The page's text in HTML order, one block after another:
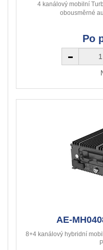
4 kanálový mobilní
obousměrné
Po
AE-
8+4 kanálový hybridní